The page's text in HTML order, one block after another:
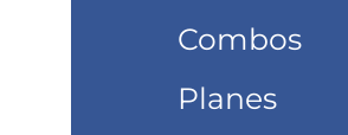
Combos
Planes